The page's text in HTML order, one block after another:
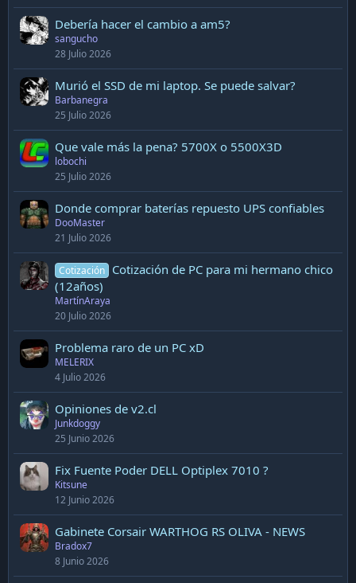
Debería hacer el cambio a am5?
sangucho
28 Julio 2026
Murió el SSD de mi laptop. Se puede salvar?
Barbanegra
25 Julio 2026
Que vale más la pena? 5700X o 5500X3D
lobochi
25 Julio 2026
Donde comprar baterías repuesto UPS confiables
DooMaster
21 Julio 2026
Cotización Cotización de PC para mi hermano chico
(12años)
MartínAraya
20 Julio 2026
Problema raro de un PC xD
MELERIX
4 Julio 2026
Opiniones de v2.cl
Junkdoggy
25 Junio 2026
Fix Fuente Poder DELL Optiplex 7010 ?
Kitsune
12 Junio 2026
Gabinete Corsair WARTHOG RS OLIVA - NEWS
Bradox7
8 Junio 2026